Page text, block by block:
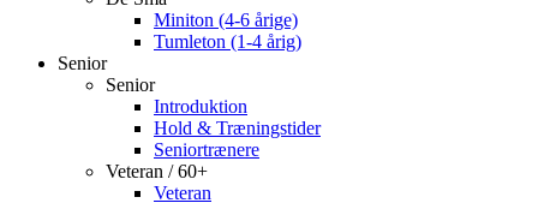
Miniton (4-6 årige)
Tumleton (1-4 årig)
Senior
Senior
Introduktion
Hold & Træningstider
Seniortrænere
Veteran / 60+
Veteran